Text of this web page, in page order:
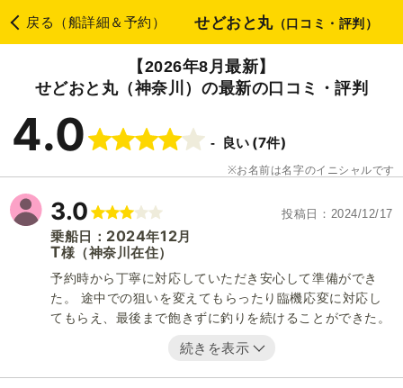
戻る（船詳細＆予約） せどおと丸（口コミ・評判）
【2026年8月最新】
せどおと丸（神奈川）の最新の口コミ・評判
4.0 良い (7件)
お名前は名字のイニシャルです
3.0 投稿日 2024/12/17
乗船日： 2024年12月
T様 （神奈川在住）
予約時から丁寧に対応していただき安心して準備ができ
た。 途中での狙いを変えてもらったり臨機応変に対応し
てもらえ、最後まで飽きずに釣りを続けることができた。
続きを表示